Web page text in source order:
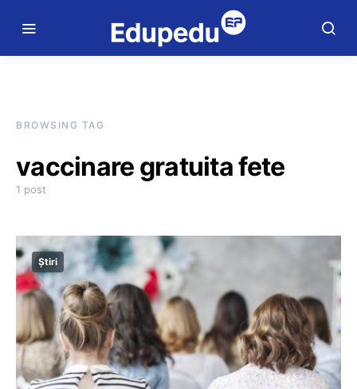
BROWSING TAG
vaccinare gratuita fete
1 post
Știri